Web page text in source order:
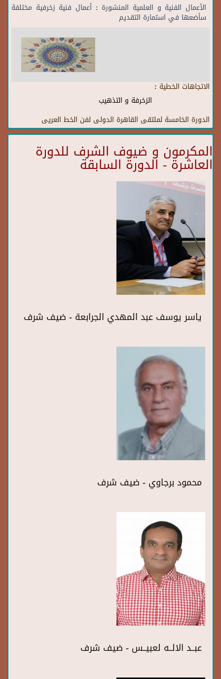
الأعمال الفنية و العلمية المنشورة : أعمال فنية زخرفية مختلفة
سأضعها في استمارة التقديم
الاتجاهات الخطية :
الزخرفة و التذهيب
الدورة الخامسة لملتقى القاهرة الدولى لفن الخط العريى
المكرمون و ضيوف الشرف للدورة
العاشرة - الدورة السابقة
ياسر يوسف عبد المهدي الجرابعة - ضيف شرف
محمود برجاوي - ضيف شرف
عبــد الالــه لعبيــس - ضيف شرف